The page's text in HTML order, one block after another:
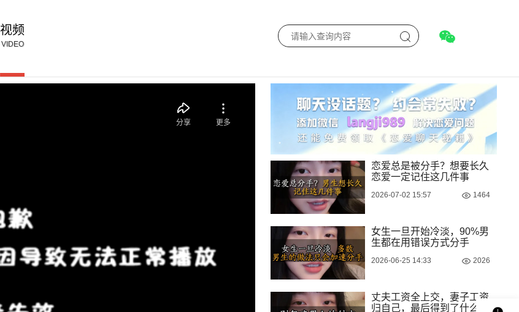
视频
VIDEO
恋爱总是被分手？想要长久
恋爱一定记住这几件事
2026-07-02 15:57 1464
女生一旦开始冷淡，90%男
生都在用错误方式分手
2026-06-25 14:33 2026
丈夫工资全上交，妻子工资
归自己，最后得到了什么？